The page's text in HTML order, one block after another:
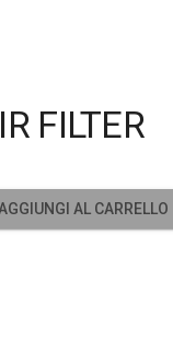
FILTER
AGGIUNGI AL CARRELLO